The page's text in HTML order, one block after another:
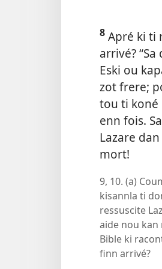
8 Apré ki ti
arrivé?
Eski ou
zot frere;
tou ti
enn fois.
Lazare
mort!
9, 10. (a)
kisannla ti
ressuscite
aide nou kan
Bible ki
finn arrivé?